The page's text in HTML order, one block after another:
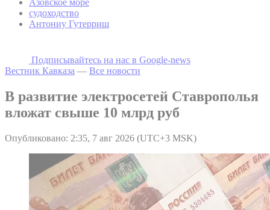
Азовское море
судоходство
Антониу Гутерриш
Подписывайтесь на наc в Google-news
Вестник Кавказа — Все новости
В развитие электросетей Ставрополья
вложат свыше 10 млрд руб
Опубликовано: 2:35, 7 авг 2026 (UTC+3 MSK)